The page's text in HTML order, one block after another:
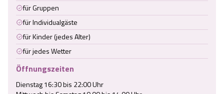
für Gruppen
für Individualgäste
für Kinder (jedes Alter)
für jedes Wetter
Öffnungszeiten
Dienstag 16:30 bis 22:00 Uhr